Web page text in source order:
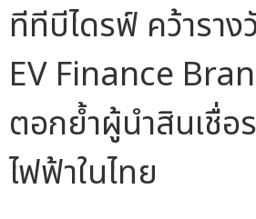
ทีทีบีไดรฟ์ คว้ารา
EV Finance
ตอกย้ำผู้นำสินเชื่
ไฟฟ้าในไทย